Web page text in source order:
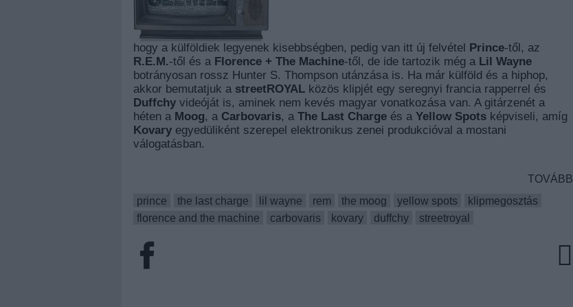
hogy a külföldiek legyenek kisebbségben, pedig van itt új felvétel Prince-től, az
R.E.M.-től és a Florence + The Machine-től, de ide tartozik még aLil Wayne
botrányosan rossz Hunter S. Thompson utánzása is. Ha már külföld és a hiphop,
akkor bemutatjuk a streetROYAL közös klipjét egy seregnyi francia rapperrel és
Duffchy videóját is, aminek nem kevés magyar vonatkozása van. A gitárzenét a
héten a Moog, a Carbovaris, a The Last Charge és a Yellow Spots képviseli, amíg
Kovary egyedüliként szerepel elektronikus zenei produkcióval a mostani
válogatásban.
TOVÁBB
prince
the last charge lil wayne rem the moog yellow spots
klipmegosztás
florence and the machine
carbovaris kovary duffchy streetroyal